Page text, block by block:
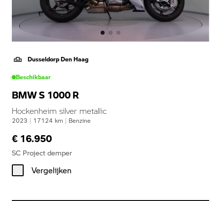
Dusseldorp Den Haag
Beschikbaar
BMW S 1000 R
Hockenheim silver metallic
2023 | 17124 km | Benzine
€ 16.950
SC Project demper
Vergelijken